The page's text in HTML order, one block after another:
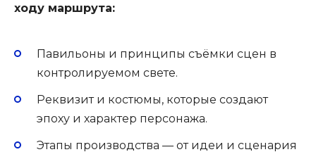
ходу маршрута:
Павильоны и принципы съёмки сцен в
контролируемом свете.
Реквизит и костюмы, которые создают
эпоху и характер персонажа.
Этапы производства — от идеи и сценария